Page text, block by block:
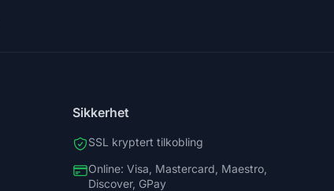
Sikkerhet
SSL kryptert tilkobling
Online: Visa, Mastercard, Maestro,
Discover, GPay